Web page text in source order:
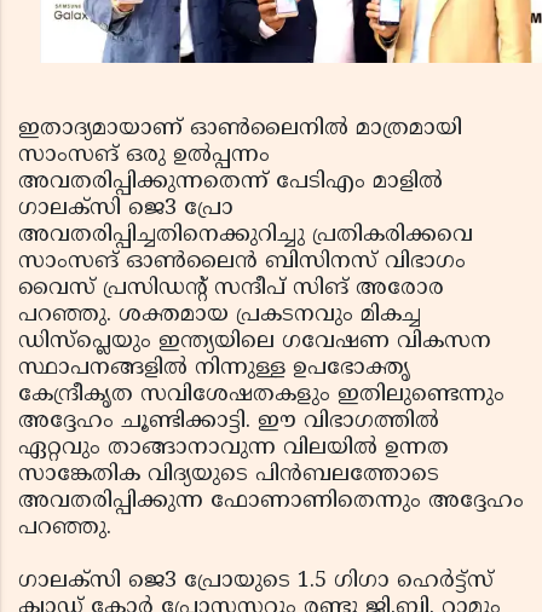
ഇതാദ്യമായാണ് ഓണ്‍ലൈനില്‍ മാത്രമായി
സാംസങ് ഒരു ഉല്‍പ്പന്നം
അവതരിപ്പിക്കുന്നതെന്ന് പേടിഎം മാളില്‍
ഗാലക്‌സി ജെ3 പ്രോ
അവതരിപ്പിച്ചതിനെക്കുറിച്ചു പ്രതികരിക്കവെ
സാംസങ് ഓണ്‍ലൈന്‍ ബിസിനസ് വിഭാഗം
വൈസ് പ്രസിഡന്റ് സന്ദീപ് സിങ് അരോര
പറഞ്ഞു. ശക്തമായ പ്രകടനവും മികച്ച
ഡിസ്‌പ്ലെയും ഇന്ത്യയിലെ ഗവേഷണ വികസന
സ്ഥാപനങ്ങളില്‍ നിന്നുള്ള ഉപഭോക്തൃ
കേന്ദ്രീകൃത സവിശേഷതകളും ഇതിലുണ്ടെന്നും
അദ്ദേഹം ചൂണ്ടിക്കാട്ടി. ഈ വിഭാഗത്തില്‍
ഏറ്റവും താങ്ങാനാവുന്ന വിലയില്‍ ഉന്നത
സാങ്കേതിക വിദ്യയുടെ പിന്‍ബലത്തോടെ
അവതരിപ്പിക്കുന്ന ഫോണാണിതെന്നും അദ്ദേഹം
പറഞ്ഞു.
ഗാലക്‌സി ജെ3 പ്രോയുടെ 1.5 ഗിഗാ ഹെര്‍ട്ട്‌സ്